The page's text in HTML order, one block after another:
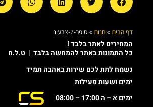
דף הבית » חנות » סופר-7-צבעוני
המחירים לאתר בלבד !
כל התמונות באתר להמחשה בלבד | ט.ל.ח
נשמח לתת לכם שירות באהבה תמיד
ימים ושעות פעילות
ימים א – ה 17:00 – 08:00